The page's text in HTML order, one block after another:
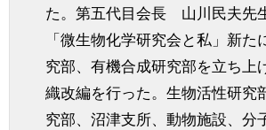
た。第五代目会長 山川民夫先
「微生物化学研究会と私」新
究部、有機合成研究部を立ち上
織改編を行った。生物活性研究
究部、沼津支所、動物施設、分